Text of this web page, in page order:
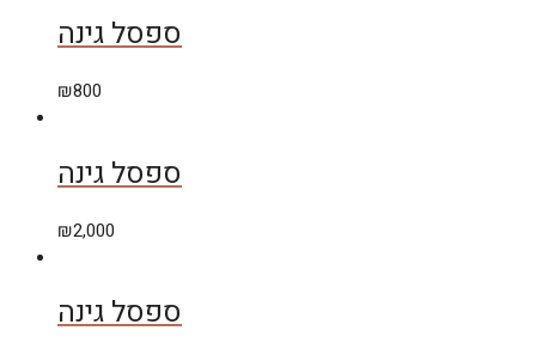
ספסל גינה
₪800
ספסל גינה
₪2,000
ספסל גינה